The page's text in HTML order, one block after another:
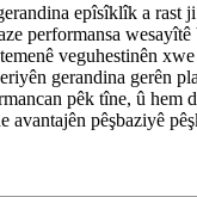
epîsîklîk a rast
performansa wesayîtê
veguhestinên
gerandina gerên
pêk tîne, û hem
avantajên pêşbaziyê